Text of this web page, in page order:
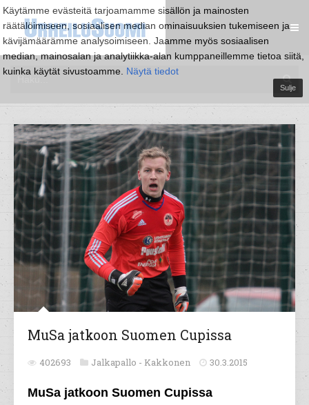
Käytämme evästeitä tarjoamamme sisällön ja mainosten
räätälöimiseen, sosiaalisen median ominaisuuksien tukemiseen ja
kävijämäärämme analysoimiseen. Jaamme myös sosiaalisen
median, mainosalan ja analytiikka-alan kumppaneillemme tietoa siitä,
kuinka käytät sivustoamme. Näytä tiedot
Sulje
MuSa jatkoon Suomen Cupissa
402693 Jalkapallo - Kakkonen 30.3.2015
MuSa jatkoon Suomen Cupissa